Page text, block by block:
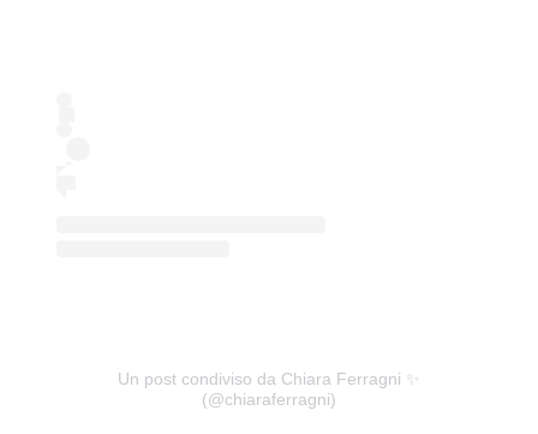
Un post condiviso da Chiara Ferragni ✨
(@chiaraferragni)